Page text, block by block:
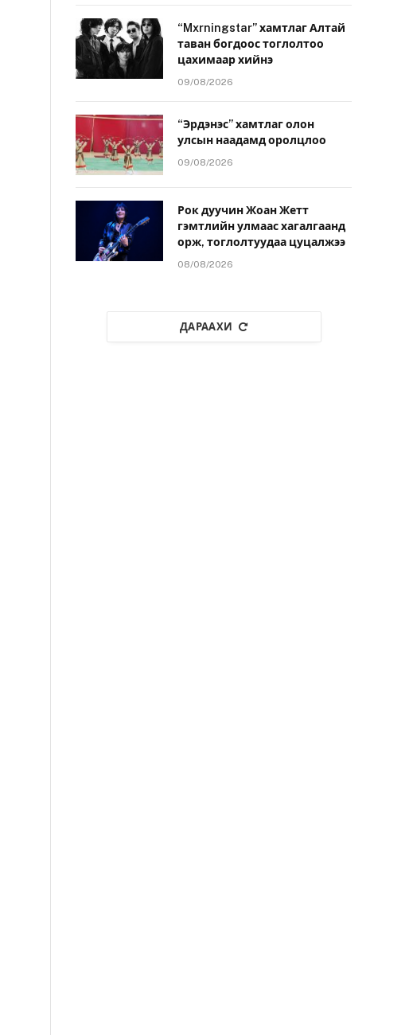
“Mxrningstar” хамтлаг Алтай
таван богдоос тоглолтоо
цахимаар хийнэ
09/08/2026
“Эрдэнэс” хамтлаг олон
улсын наадамд оролцлоо
09/08/2026
Рок дуучин Жоан Жетт
гэмтлийн улмаас хагалгаанд
орж, тоглолтуудаа цуцалжээ
08/08/2026
ДАРААХИ